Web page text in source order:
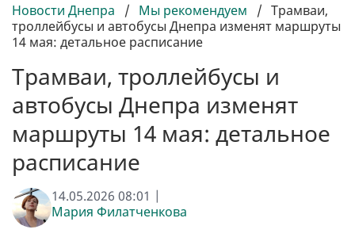
Новости Днепра / Мы рекомендуем / Трамваи,
троллейбусы и автобусы Днепра изменят маршруты
14 мая: детальное расписание
Трамваи, троллейбусы и
автобусы Днепра изменят
маршруты 14 мая: детальное
расписание
14.05.2026 08:01 |
Мария Филатченкова